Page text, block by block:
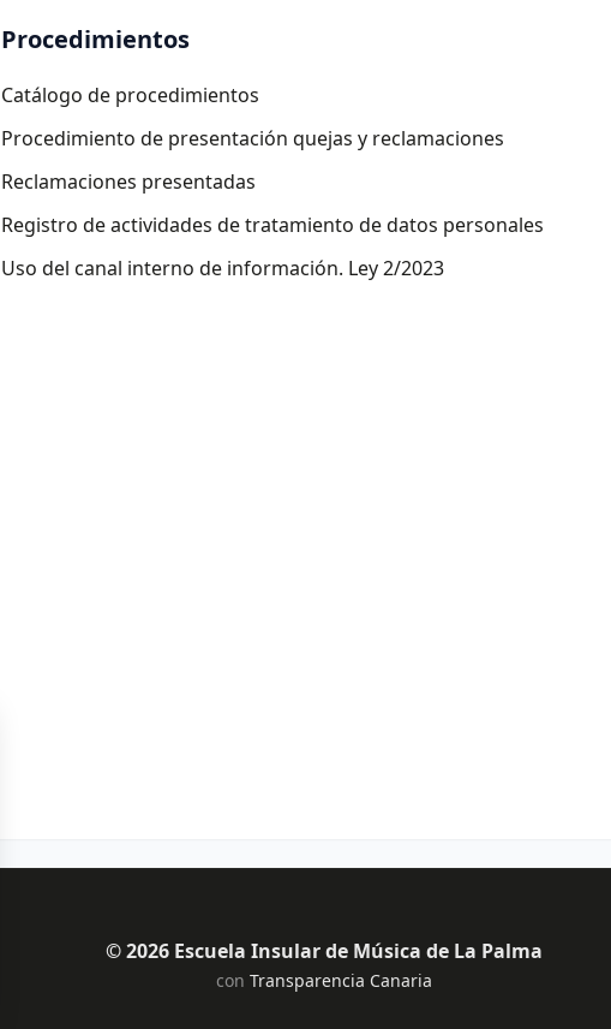
Procedimientos
Catálogo de procedimientos
Procedimiento de presentación quejas y reclamaciones
Reclamaciones presentadas
Registro de actividades de tratamiento de datos personales
Uso del canal interno de información. Ley 2/2023
© 2026 Escuela Insular de Música de La Palma
con Transparencia Canaria